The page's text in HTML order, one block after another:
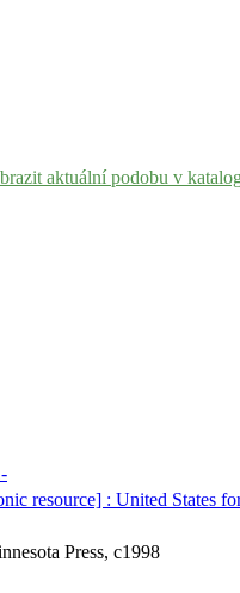
aktuální podobu v
resource] : United States
Press, c1998